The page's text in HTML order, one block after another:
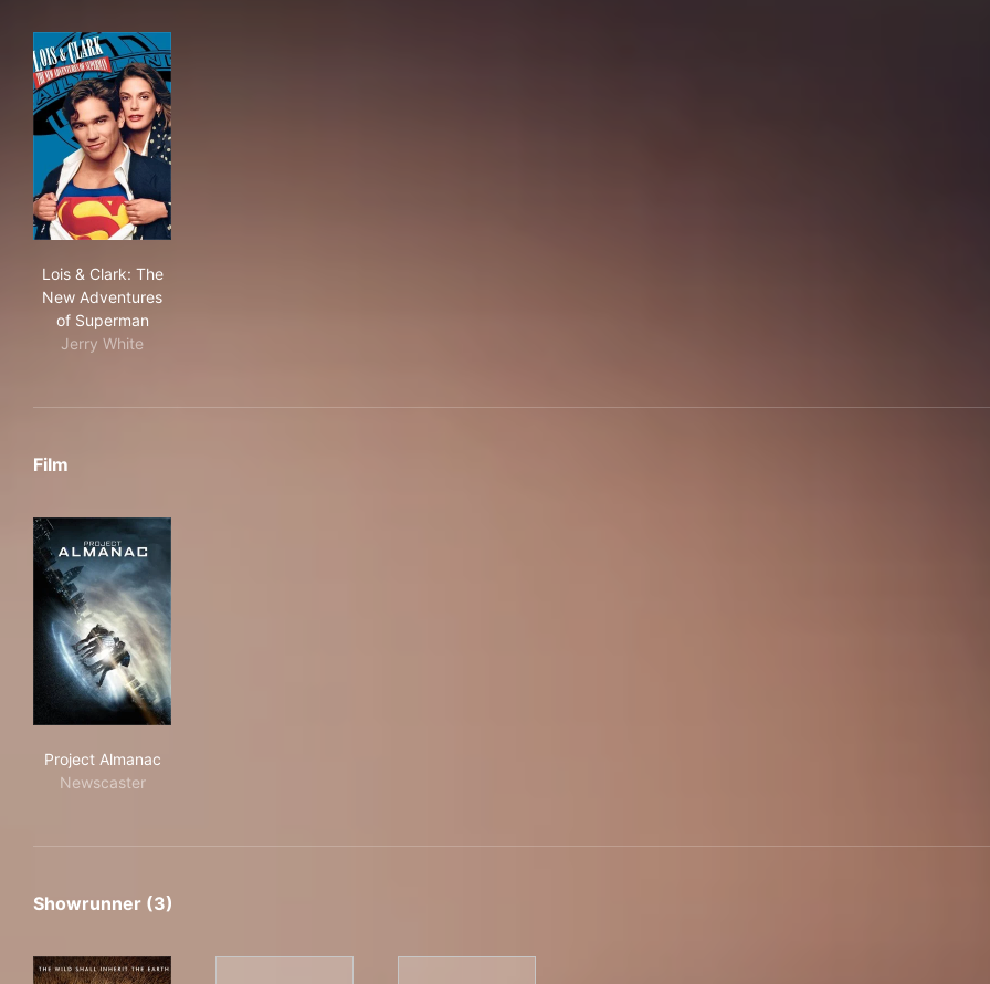
Lois & Clark: The
New Adventures
of Superman
Jerry White
Film
Project Almanac
Newscaster
Showrunner (3)